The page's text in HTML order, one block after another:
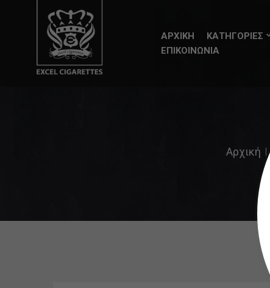
ΑΡΧΙΚΗ ΚΑΤΗΓΟΡΙΕΣ
ΕΠΙΚΟΙΝΩΝΙΑ
Αρχική